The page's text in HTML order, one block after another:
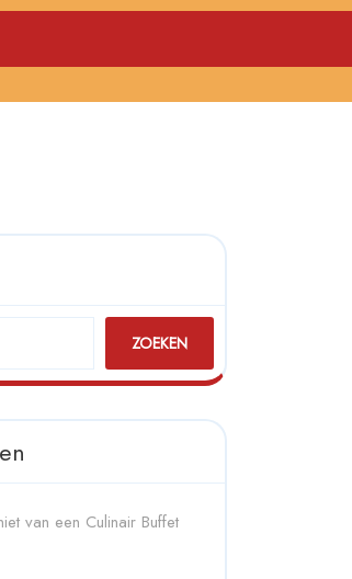
ZOEKEN
van een Culinair Buffet